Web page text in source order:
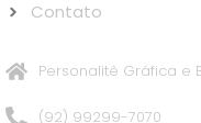
Contato
Personalitê Gráfica e
(92) 99299-7070